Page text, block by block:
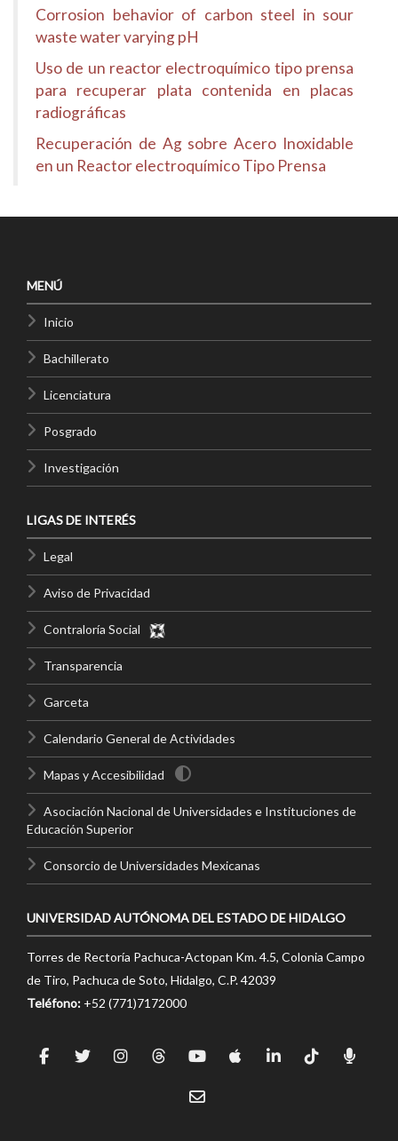
Corrosion behavior of carbon steel in sour
waste water varying pH
Uso de un reactor electroquímico tipo prensa
para recuperar plata contenida en placas
radiográficas
Recuperación de Ag sobre Acero Inoxidable
en un Reactor electroquímico Tipo Prensa
MENÚ
Inicio
Bachillerato
Licenciatura
Posgrado
Investigación
LIGAS DE INTERÉS
Legal
Aviso de Privacidad
Contraloría Social
Transparencia
Garceta
Calendario General de Actividades
Mapas y Accesibilidad
Asociación Nacional de Universidades e Instituciones de
Educación Superior
Consorcio de Universidades Mexicanas
UNIVERSIDAD AUTÓNOMA DEL ESTADO DE HIDALGO
Torres de Rectoría Pachuca-Actopan Km. 4.5, Colonia Campo
de Tiro, Pachuca de Soto, Hidalgo, C.P. 42039
Teléfono: +52 (771)7172000